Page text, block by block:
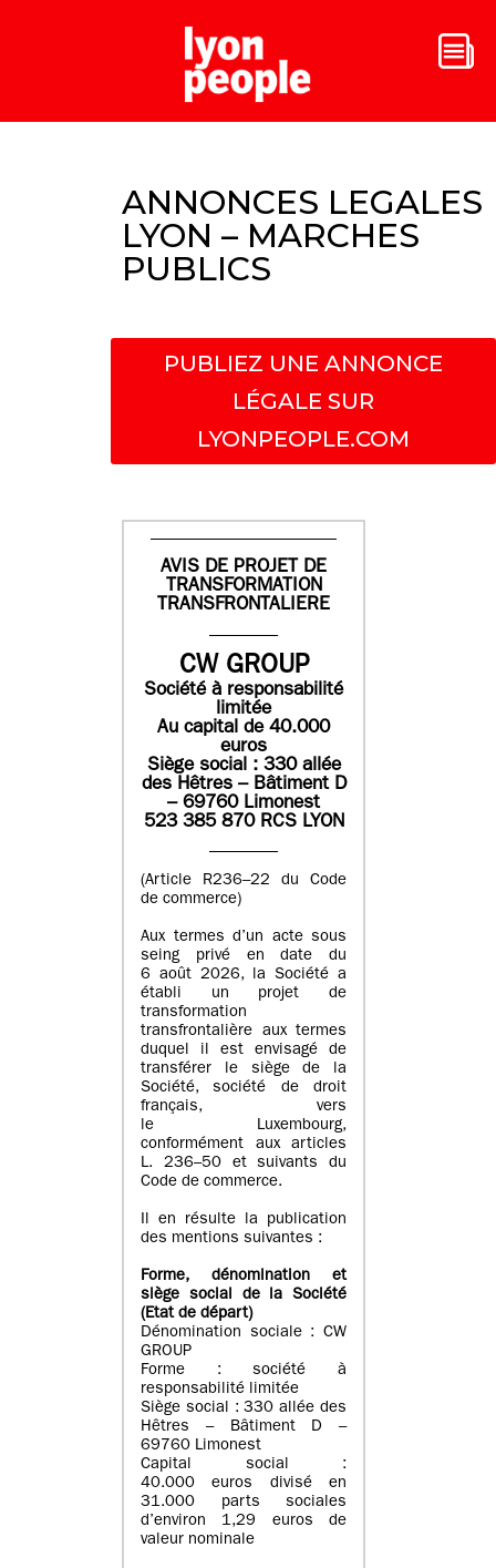
ANNONCES LEGALES
LYON – MARCHES
PUBLICS
PUBLIEZ UNE ANNONCE
LÉGALE SUR
LYONPEOPLE.COM
AVIS DE PROJET DE
TRANSFORMATION
TRANSFRONTALIERE
CW GROUP
Société à responsabilité
limitée
Au capital de 40.000
euros
Siège social : 330 allée
des Hêtres – Bâtiment D
– 69760 Limonest
523 385 870 RCS LYON
(Article R236–22 du Code
de commerce)
Aux termes d’un acte sous
seing privé en date du
6 août 2026, la Société a
établi un projet de
transformation
transfrontalière aux termes
duquel il est envisagé de
transférer le siège de la
Société, société de droit
français, vers
le Luxembourg,
conformément aux articles
L. 236–50 et suivants du
Code de commerce.
Il en résulte la publication
des mentions suivantes :
Forme, dénomination et
siège social de la Société
(Etatde départ)
Dénomination sociale : CW
GROUP
Forme : société à
responsabilité limitée
Siège social : 330 allée des
Hêtres – Bâtiment D –
69760 Limonest
Capital social :
40.000 euros divisé en
31.000 parts sociales
d’environ 1,29 euros de
valeur nominale